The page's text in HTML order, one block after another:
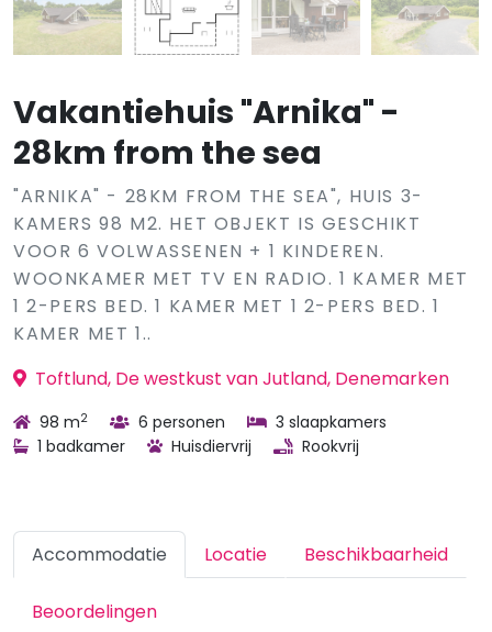
Vakantiehuis "Arnika" -
28km from the sea
"ARNIKA" - 28KM FROM THE SEA", HUIS 3-
KAMERS 98 M2. HET OBJEKT IS GESCHIKT
VOOR 6 VOLWASSENEN + 1 KINDEREN.
WOONKAMER MET TV EN RADIO. 1 KAMER MET
1 2-PERS BED. 1 KAMER MET 1 2-PERS BED. 1
KAMER MET 1..
Toftlund, De westkust van Jutland, Denemarken
98 m2 6 personen
3 slaapkamers
1 badkamer
Huisdiervrij Rookvrij
Accommodatie Locatie Beschikbaarheid
Beoordelingen